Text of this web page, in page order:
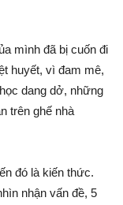
mình đã bị cuốn đi
huyết, vì đam mê,
dang dở, những
trên ghế nhà
đó là kiến thức.
nhận vấn đề, 5